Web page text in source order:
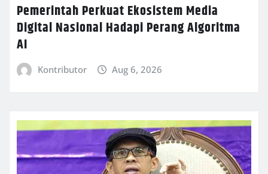
Pemerintah Perkuat Ekosistem Media
Digital Nasional Hadapi Perang Algoritma
AI
Kontributor Aug 6, 2026